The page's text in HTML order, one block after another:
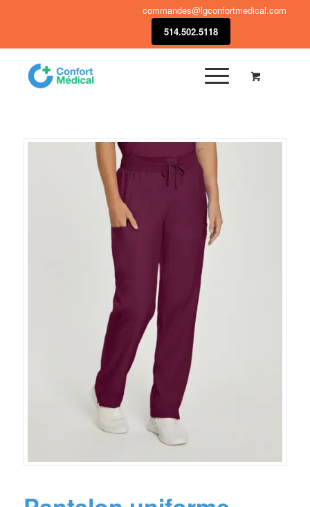
commandes@lgconfortmedical.com
514.502.5118